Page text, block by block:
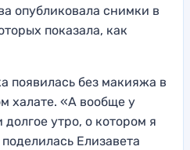
опубликовала снимки в
показала, как
появилась без макияжа в
халате. «А вообще у
утро, о котором я
Елизавета